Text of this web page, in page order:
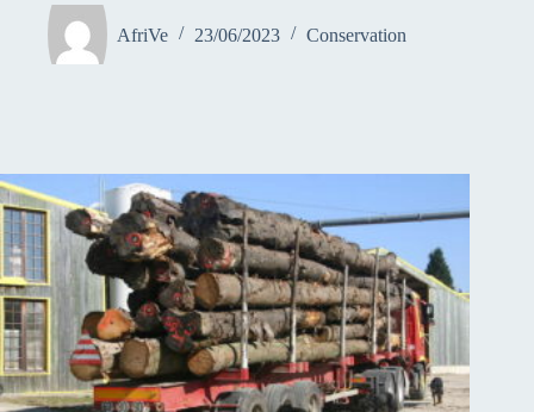
AfriVe 23/06/2023 Conservation